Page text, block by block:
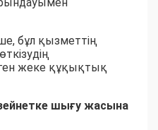
бұл қызметтің
жеке құқықтық
шығу жасына